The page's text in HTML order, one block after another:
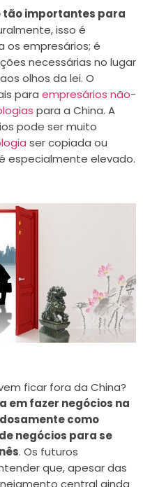
tão importantes para
isso é
empresários; é
necessárias no lugar
olhos da lei. O
para empresários não-
para a China. A
pode ser muito
ser copiada ou
especialmente elevado.
ficar fora da China?
em fazer negócios na
como
negócios para se
. Os futuros
que, apesar das
central ainda